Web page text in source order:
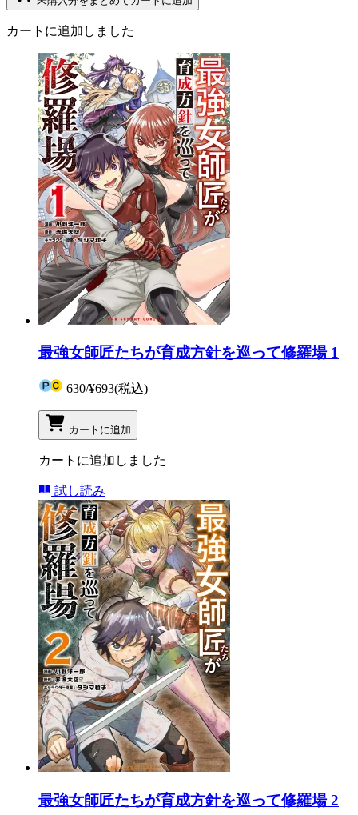
カートに追加しました
最強女師匠たちが育成方針を巡って修羅場 1
630/¥693(税込)
カートに追加
カートに追加しました
試し読み
最強女師匠たちが育成方針を巡って修羅場 2